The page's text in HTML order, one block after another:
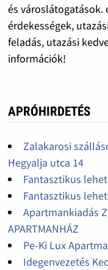
és városlátogatások.
érdekességek,
feladás, utazási
információk!
APRÓHIRDETÉS
Zalakarosi
Hegyalja utca 14
Fantasztikus
Fantasztikus
Apartmankiadás
APARTMANHÁZ
Pe-Ki Lux
Idegenvezetés